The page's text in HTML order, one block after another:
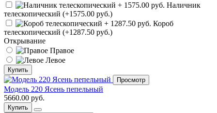
Наличник
телескопический (+1575.00 руб.)
Короб
телескопический (+1287.50 руб.)
Открывание
Правое
Левое
Купить
Просмотр
Модель 220 Ясень пепельный
5660.00 руб.
Купить